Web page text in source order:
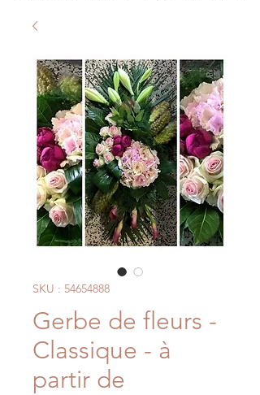
SKU : 54654888
Gerbe de fleurs -
Classique - à
partir de